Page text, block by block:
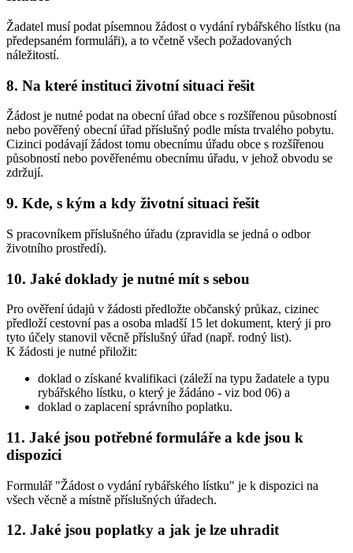
Žadatel musí podat písemnou žádost o vydání rybářského lístku (na
předepsaném formuláři), a to včetně všech požadovaných
náležitostí.
8. Na které instituci životní situaci řešit
Žádost je nutné podat na obecní úřad obce s rozšířenou působností
nebo pověřený obecní úřad příslušný podle místa trvalého pobytu.
Cizinci podávají žádost tomu obecnímu úřadu obce s rozšířenou
působností nebo pověřenému obecnímu úřadu, v jehož obvodu se
zdržují.
9. Kde, s kým a kdy životní situaci řešit
S pracovníkem příslušného úřadu (zpravidla se jedná o odbor
životního prostředí).
10. Jaké doklady je nutné mít s sebou
Pro ověření údajů v žádosti předložte občanský průkaz, cizinec
předloží cestovní pas a osoba mladší 15 let dokument, který ji pro
tyto účely stanovil věcně příslušný úřad (např. rodný list).
K žádosti je nutné přiložit:
doklad o získané kvalifikaci (záleží na typu žadatele a typu
rybářského lístku, o který je žádáno - viz bod 06) a
doklad o zaplacení správního poplatku.
11. Jaké jsou potřebné formuláře a kde jsou k
dispozici
Formulář "Žádost o vydání rybářského lístku" je k dispozici na
všech věcně a místně příslušných úřadech.
12. Jaké jsou poplatky a jak je lze uhradit